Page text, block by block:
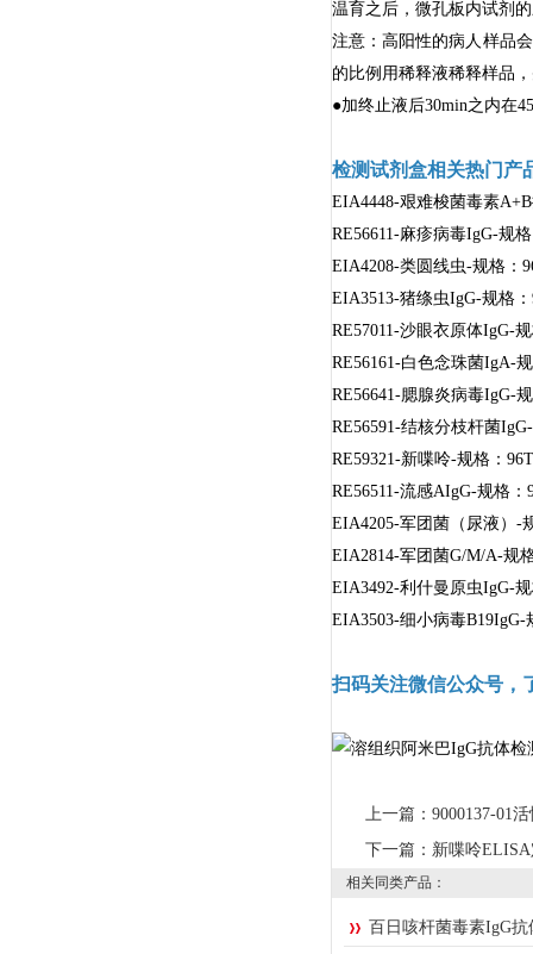
温育之后，微孔板内试剂
注意：高阳性的病人样品
的比例用稀释液稀释样品
●加终止液后30min之内在
检测试剂盒相关热门产
EIA4448-艰难梭菌毒素
RE56611-麻疹病毒IgG-规
EIA4208-类圆线虫-规格：
EIA3513-猪绦虫IgG-规格
RE57011-沙眼衣原体IgG-
RE56161-白色念珠菌IgA-
RE56641-腮腺炎病毒IgG-
RE56591-结核分枝杆菌
RE59321-新喋呤-规格：
RE56511-流感AIgG-规格
EIA4205-军团菌（尿液）-
EIA2814-军团菌G/M/A-规
EIA3492-利什曼原虫IgG-
EIA3503-细小病毒
扫码关注微信公众号，
上一篇： 9000137-01
下一篇： 新喋呤ELISA
相关同类产品：
百日咳杆菌毒素IgG